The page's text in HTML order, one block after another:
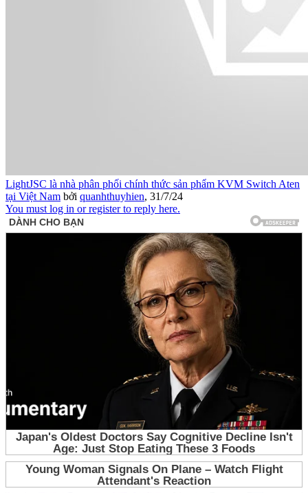
LightJSC là nhà phân phối chính thức sản phẩm KVM Switch Aten
tại Việt Nam bởi quanhthuyhien, 31/7/24
You must log in or register to reply here.